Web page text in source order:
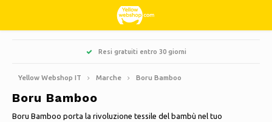
Hoofdmenu / pulizia
Cucina & Cucinare
Hoofdmenu / hobby e tempo libero
Libri
Hoofdmenu / natale
Alberi di Natale artificiali
Hoofdmenu / abbigliamento
Giacche Nordberg Outdoor
Hoofdmenu / dolci e leccornie
Dolce, acido e liquirizia
Hoofdmenu / giardino
Barbecue
Hoofdmenu / casa
Zerbini
Hoofdmenu
Nederlands
Resi gratuiti entro 30 giorni
Yellow Webshop IT Marche Boru Bamboo
Boru Bamboo
Boru Bamboo porta la rivoluzione tessile del bambù nel tuo